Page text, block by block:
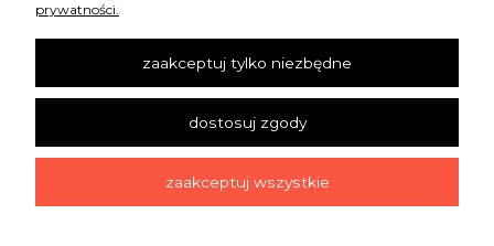
ZAKUPY
SZYBKI KONTAKT
INFORMACJE
prywatności.
zaakceptuj tylko niezbędne
dostosuj zgody
zaakceptuj wszystkie